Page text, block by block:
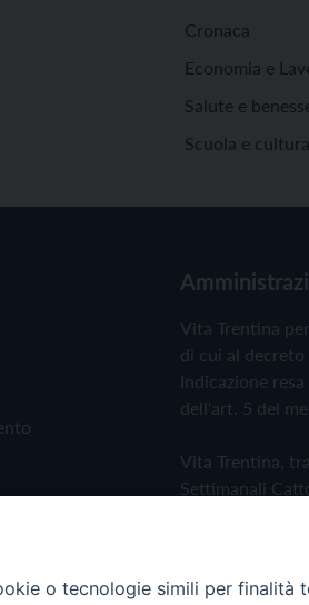
Cronaca
Economia e
Salute e
Scuola e cultura
Vita Trentina
di cui al decreto
Indicazione
dell'art. 5 del
Vita Trentina,
Settimanali
Privacy Policy
o tecnologie simili per finalità